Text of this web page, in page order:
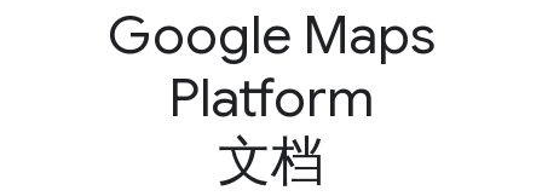
Google Maps
Platform
文档